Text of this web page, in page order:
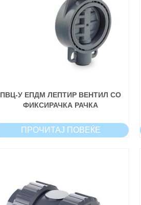
ПВЦ-У ЕПДМ ЛЕПТИР ВЕНТИЛ СО
ФИКСИРАЧКА РАЧКА
ПРОЧИТАЈ ПОВЕЌЕ